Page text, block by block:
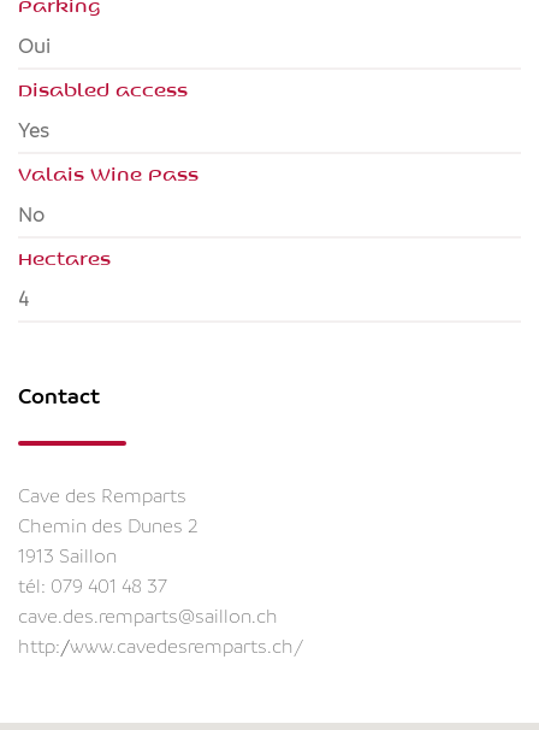
Parking
Oui
Disabled access
yes
Valais Wine Pass
no
Hectares
4
Contact
Cave des Remparts
Chemin des Dunes 2
1913 Saillon
tél: 079 401 48 37
cave.des.remparts@saillon.ch
http://www.cavedesremparts.ch/